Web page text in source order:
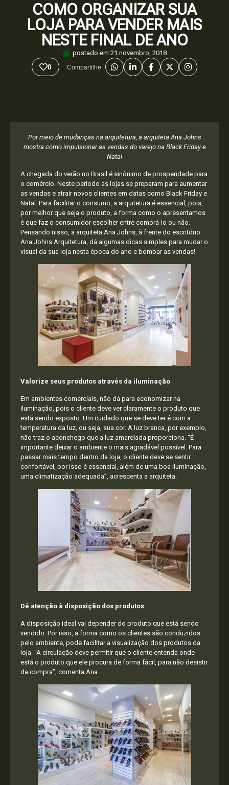
COMO ORGANIZAR SUA
LOJA PARA VENDER MAIS
NESTE FINAL DE ANO
postado em 21 novembro, 2018
0 Compartilhe:
Por meio de mudanças na arquitetura, a arquiteta Ana Johns
mostra como impulsionar as vendas do varejo na Black Friday e
Natal
A chegada do verão no Brasil é sinônimo de prosperidade para
o comércio. Neste período as lojas se preparam para aumentar
as vendas e atrair novos clientes em datas como Black Friday e
Natal. Para facilitar o consumo, a arquitetura é essencial, pois,
por melhor que seja o produto, a forma como o apresentamos
é que faz o consumidor escolher entre comprá-lo ou não.
Pensando nisso, a arquiteta Ana Johns, à frente do escritório
Ana Johns Arquitetura, dá algumas dicas simples para mudar o
visual da sua loja nesta época do ano e bombar as vendas!
Valorize seus produtos através da iluminação
Em ambientes comerciais, não dá para economizar na
iluminação, pois o cliente deve ver claramente o produto que
está sendo exposto. Um cuidado que se deve ter é com a
temperatura da luz, ou seja, sua cor. A luz branca, por exemplo,
não traz o aconchego que a luz amarelada proporciona. “É
importante deixar o ambiente o mais agradável possível. Para
passar mais tempo dentro da loja, o cliente deve se sentir
confortável, por isso é essencial, além de uma boa iluminação,
uma climatização adequada”, acrescenta a arquiteta.
Dê atenção à disposição dos produtos
A disposição ideal vai depender do produto que está sendo
vendido. Por isso, a forma como os clientes são conduzidos
pelo ambiente, pode facilitar a visualização dos produtos da
loja. “A circulação deve permitir que o cliente entenda onde
está o produto que ele procura de forma fácil, para não desistir
da compra”, comenta Ana.